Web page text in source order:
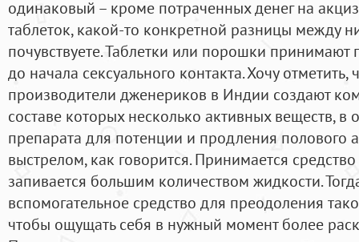
одинаковый – кроме потраченных денег на
таблеток, какой-то конкретной разницы между
почувствуете. Таблетки или порошки
до начала сексуального контакта. Хочу отметить,
производители дженериков в Индии создают
составе которых несколько активных веществ, в
препарата для потенции и продления полового
выстрелом, как говорится. Принимается
запивается большим количеством жидкости.
вспомогательное средство для преодоления
чтобы ощущать себя в нужный момент более